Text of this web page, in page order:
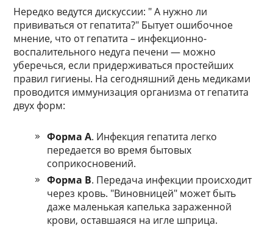
Нередко ведутся дискуссии: " А нужно ли
прививаться от гепатита?" Бытует ошибочное
мнение, что от гепатита – инфекционно-
воспалительного недуга печени — можно
уберечься, если придерживаться простейших
правил гигиены. На сегодняшний день медиками
проводится иммунизация организма от гепатита
двух форм:
Форма A. Инфекция гепатита легко
передается во время бытовых
соприкосновений.
Форма B. Передача инфекции происходит
через кровь. "Виновницей" может быть
даже маленькая капелька зараженной
крови, оставшаяся на игле шприца.